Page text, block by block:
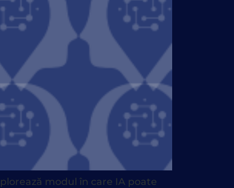
modul în care IA poate